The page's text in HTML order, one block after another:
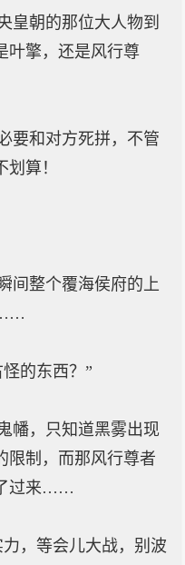
朝的那位大人物到
叶擎，还是风行尊
和对方死拼，不管
算！
整个覆海侯府的上
……
的东西？”
，只知道黑雾出现
限制，而那风行尊者
过来……
，等会儿大战，别波